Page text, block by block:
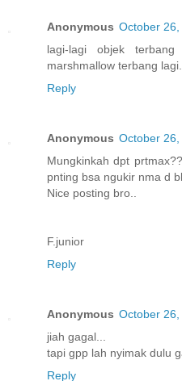
Anonymous October
lagi-lagi objek
marshmallow terbang
Reply
Anonymous October
Mungkinkah dpt
pnting bsa ngukir nma d
Nice posting bro..
F.junior
Reply
Anonymous October
jiah gagal...
tapi gpp lah nyimak dulu
Reply